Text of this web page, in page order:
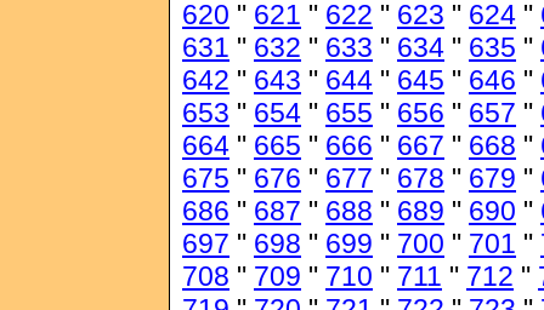
620 " 621 " 622 " 623 " 624 "
631 " 632 " 633 " 634 " 635 "
642 " 643 " 644 " 645 " 646 "
653 " 654 " 655 " 656 " 657 "
664 " 665 " 666 " 667 " 668 "
675 " 676 " 677 " 678 " 679 "
686 " 687 " 688 " 689 " 690 "
697 " 698 " 699 " 700 " 701 "
708 " 709 " 710 " 711 " 712 "